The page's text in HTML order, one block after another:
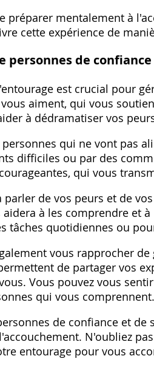
préparer mentalement à
cette expérience de
personnes de confiance
est crucial pour
aiment, qui vous
à dédramatiser vos
personnes qui ne vont pas
difficiles ou par des
qui vous
parler de vos peurs et de
à les comprendre et
tâches quotidiennes ou
vous rapprocher
de partager vos
Vous pouvez vous
qui vous comprennent.
de confiance et
N'oubliez
entourage pour vous